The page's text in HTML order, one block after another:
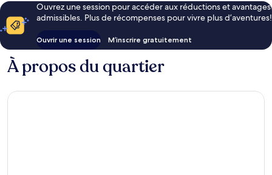
Ouvrez une session pour accéder aux réductions et avantages
admissibles. Plus de récompenses pour vivre plus d’aventures!
Ouvrir une session M’inscrire gratuitement
À propos du quartier